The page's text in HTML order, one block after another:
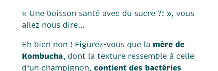
« Une boisson santé avec du sucre ?! », vous
allez nous dire…
Eh bien non ! Figurez-vous que la mère de
Kombucha, dont la texture ressemble à celle
d’un champignon, contient des bactéries